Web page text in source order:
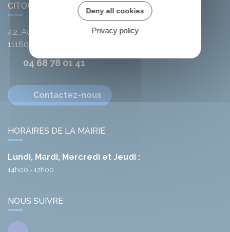
CITOU
42, Avenue de l'Argent-Double
11160
04 68 78 01 41
Contactez-nous
HORAIRES DE LA MAIRIE
Lundi, Mardi, Mercredi et Jeudi :
14h00 - 17h00
NOUS SUIVRE
Deny all cookies
Privacy policy